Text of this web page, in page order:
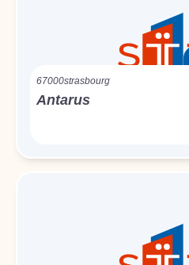
67000strasbourg
Antarus